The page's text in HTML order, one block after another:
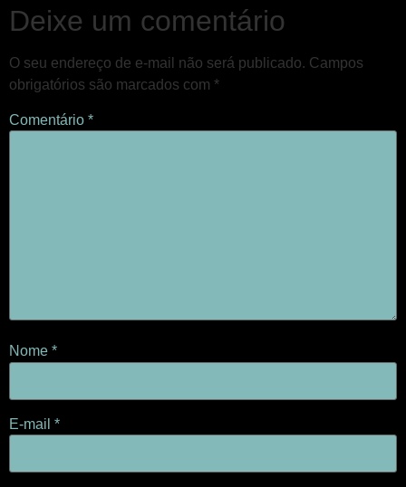
Deixe um comentário
O seu endereço de e-mail não será publicado. Campos
obrigatórios são marcados com *
Comentário *
Nome *
E-mail *